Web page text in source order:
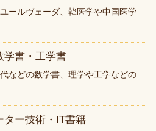
ールヴェーダ、韓医学や中国医学
学書・工学書
などの数学書、理学や工学などの
ター技術・IT書籍